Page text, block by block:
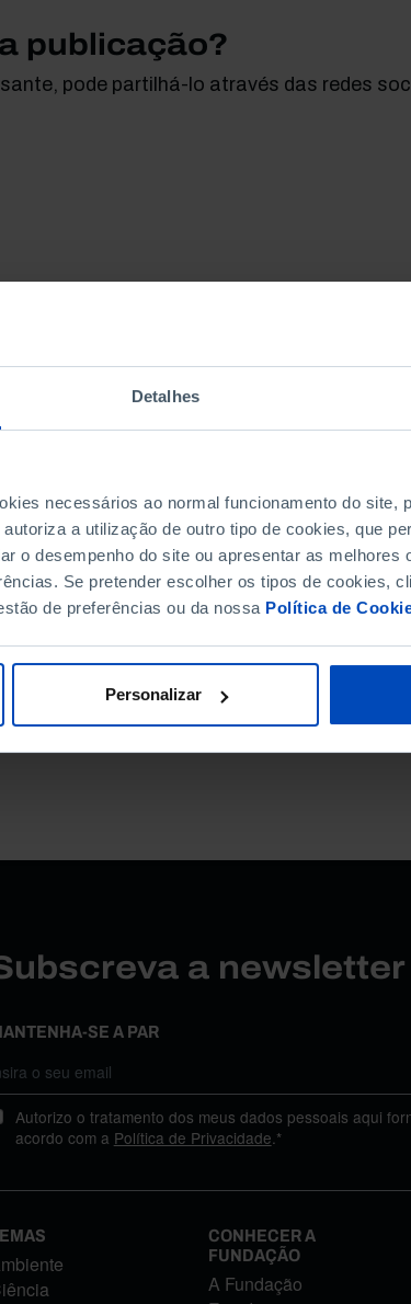
Detalhes
necessários ao normal funcionamento do site,
a utilização de outro tipo de cookies, que
o desempenho do site ou apresentar as melhores
Se pretender escolher os tipos de cookies,
de preferências ou da nossa Política de
Personalizar
publicação?
pode partilhá-lo através das redes
DATA DE FIM
a
SE A PAR
Autorizo o tratamento dos meus dados pessoais aqui
acordo com a Política de Privacidade.*
CONHECER A
FUNDAÇÃO
A Fundação